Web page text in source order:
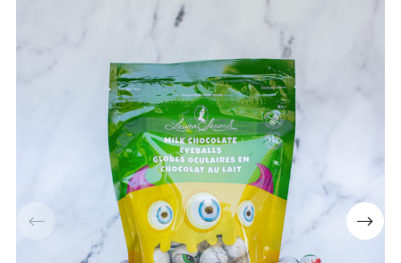
📢Pssst... Abonne-toi à notre
infolettre et obtiens 10% de
rabais ⬇